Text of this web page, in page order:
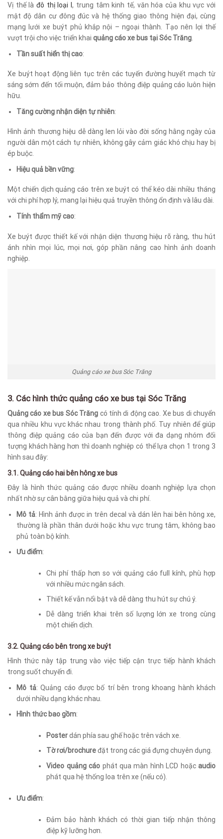
Vị thế làđô thị loại I, trung tâm kinh tế, văn hóa của khu vực với
mật độ dân cư đông đúc và hệ thống giao thông hiện đại, cùng
mạng lưới xe buýt phủ khắp nội – ngoại thành. Tạo nên lợi thế
vượt trội cho việc triển khai quảng cáo xe bus tại Sóc Trăng
Tần suất hiển thị cao:
Xe buýt hoạt động liên tục trên các tuyến đường huyết mạch từ
sáng sớm đến tối muộn, đảm bảo thông điệp quảng cáo luôn hiện
hữu.
Tăng cường nhận diện tự nhiên:
Hình ảnh thương hiệu dễ dàng len lỏi vào đời sống hằng ngày của
người dân một cách tự nhiên, không gây cảm giác khó chịu hay bị
ép buộc.
Hiệu quả bền vững:
Một chiến dịch quảng cáo trên xe buýt có thể kéo dài nhiều tháng
với chi phí hợp lý, mang lại hiệu quả truyền thông ổn định và lâu dài.
Tính thẩm mỹ cao:
Xe buýt được thiết kế với nhận diện thương hiệu rõ ràng, thu hút
ánh nhìn mọi lúc, mọi nơi, góp phần nâng cao hình ảnh doanh
nghiệp.
Quảng cáo xe bus Sóc Trăng
3. Các hình thức quảng cáo xe bus tại Sóc Trăng
Quảng cáo xe bus Sóc Trăng có tính di động cao. Xe bus di chuyển
qua nhiều khu vực khác nhau trong thành phố. Tuy nhiên để giúp
thông điệp quảng cáo của bạn đến được với đa dạng nhóm đối
tượng khách hàng hơn thì doanh nghiệp có thể lựa chọn 1 trong 3
hình sau đây:
3.1. Quảng cáo hai bên hông xe bus
Đây là hình thức quảng cáo được nhiều doanh nghiệp lựa chọn
nhất nhờ sự cân bằng giữa hiệu quả và chi phí.
Mô tả: Hình ảnh được in trên decal và dán lên hai bên hông xe,
thường là phần thân dưới hoặc khu vực trung tâm, không bao
phủ toàn bộ kính.
Ưu điểm:
Chi phí thấp hơn so với quảng cáo full kính, phù hợp
với nhiều mức ngân sách.
Thiết kế vẫn nổi bật và dễ dàng thu hút sự chú ý.
Dễ dàng triển khai trên số lượng lớn xe trong cùng
một chiến dịch.
3.2. Quảng cáo bên trong xe buýt
Hình thức này tập trung vào việc tiếp cận trực tiếp hành khách
trong suốt chuyến đi.
Mô tả: Quảng cáo được bố trí bên trong khoang hành khách
dưới nhiều dạng khác nhau.
Hình thức bao gồm:
Posterdán phía sau ghế hoặc trên vách xe.
Tờ rơi/brochuređặt trong các giá đựng chuyên dụng.
Video quảng cáo phát qua màn hình LCD hoặcaudio
phát qua hệ thống loa trên xe (nếu có).
Ưu điểm:
Đảm bảo hành khách có thời gian tiếp nhận thông
điệp kỹ lưỡng hơn.